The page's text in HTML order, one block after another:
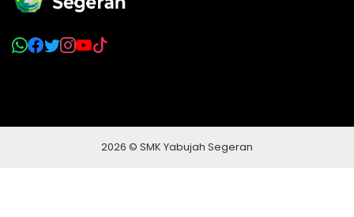
2026 © SMK Yabujah Segeran